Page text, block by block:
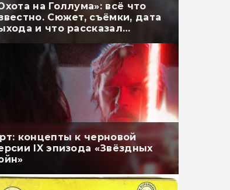
на Голлума»: всё что
Сюжет, съёмки, дата
и что рассказал
концепты к черновой
IX эпизода «Звёздных